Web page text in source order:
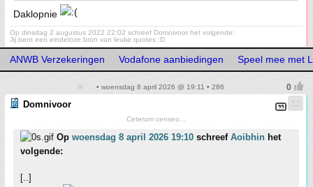
Daklopnie
Op dinsdag 2 augustus 2022 22:02 schreef Domnivoor het volgende:
Jij bent een eindeloze bron van leuke quotes :D
ANWB Verzekeringen Vodafone aanbiedingen Speel mee met
• woensdag 8 april 2026 @ 19:11 • 286
Domnivoor
Ceterum censeo...
Op woensdag 8 april 2026 19:10 schreef Aoibhin het
volgende:
[..]